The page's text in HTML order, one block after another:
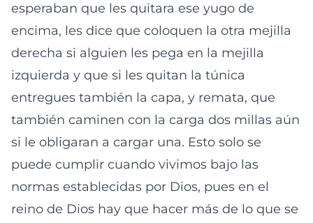
esperaban que les quitara ese yugo de
encima, les dice que coloquen la otra mejilla
derecha si alguien les pega en la mejilla
izquierda y que si les quitan la túnica
entregues también la capa, y remata, que
también caminen con la carga dos millas aún
si le obligaran a cargar una. Esto solo se
puede cumplir cuando vivimos bajo las
normas establecidas por Dios, pues en el
reino de Dios hay que hacer más de lo que se